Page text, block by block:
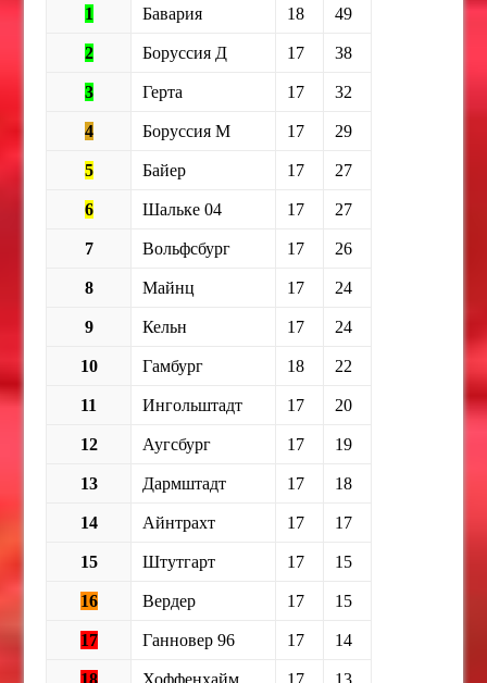
1 Бавария 18 49
2 Боруссия Д 17 38
3 Герта 17 32
4 Боруссия М 17 29
5 Байер 17 27
6 Шальке 04 17 27
7 Вольфсбург 17 26
8 Майнц 17 24
9 Кельн 17 24
10 Гамбург 18 22
11 Ингольштадт 17 20
12 Аугсбург 17 19
13 Дармштадт 17 18
14 Айнтрахт 17 17
15 Штутгарт 17 15
16 Вердер 17 15
17 Ганновер 96 17 14
18 Хоффенхайм 17 13